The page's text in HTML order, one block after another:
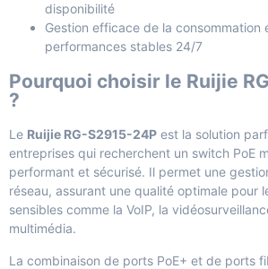
disponibilité
Gestion efficace de la consommation
performances stables 24/7
Pourquoi choisir le Ruijie
?
Le Ruijie RG-S2915-24P est la solution
entreprises qui recherchent un switch PoE
performant et sécurisé. Il permet une
réseau, assurant une qualité optimale pour
sensibles comme la VoIP, la
multimédia.
La combinaison de ports PoE+ et de ports